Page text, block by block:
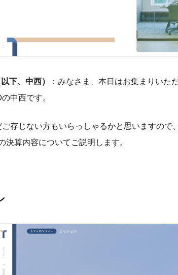
下、中西）
：みなさま、本日はお集まりいた
中西です。
存じない方もいらっしゃるかと思いますので
決算内容についてご説明します。